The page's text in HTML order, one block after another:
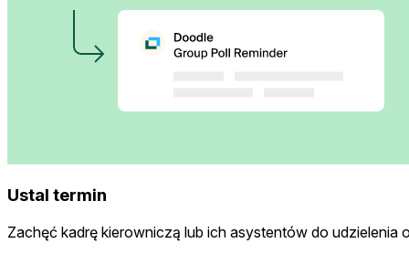
Ustal termin
Zachęć kadrę kierowniczą lub ich asystentów do udzielenia